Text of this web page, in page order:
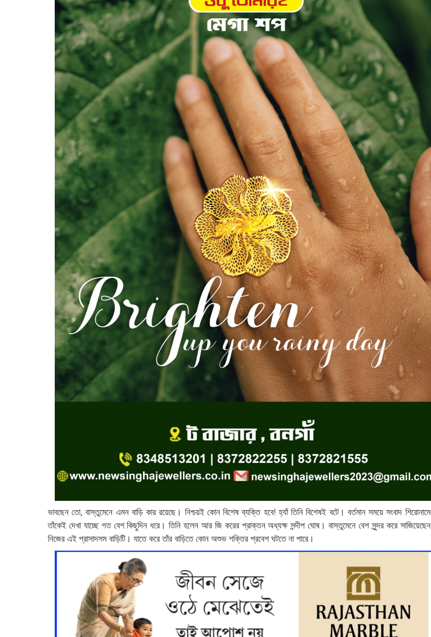
ভাবছেন তো, বাস্তুমেনে এমন বাড়ি কার রয়েছে। নিশ্চয়ই কোন বিশেষ ব্যক্তি হবে! হ্যাঁ তিনি বিশেষই বটে। বর্তমান সময়ে সংবাদ শিরোনামে
তাঁকেই দেখা যাচ্ছে গত বেশ কিছুদিন ধরে। তিনি হলেন আর জি করের প্রাক্তন অধ্যক্ষ সন্দীপ ঘোষ। বাস্তুমেনে বেশ সুন্দর করে সাজিয়েছেন
নিজের এই প্রাসাদসম বাড়িটি। যাতে করে তাঁর বাড়িতে কোন অশুভ শক্তির প্রবেশ ঘটতে না পারে।